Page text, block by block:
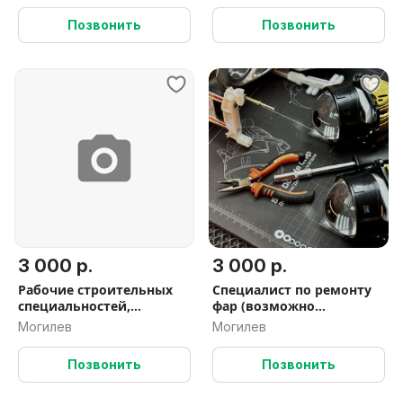
Позвонить Позвонить
3 000 р.
Рабочие строительных
специальностей,
водители категорий
Могилев
Позвонить
3 000 р.
Специалист по ремонту
фар (возможно
обучение)
Могилев
Позвонить